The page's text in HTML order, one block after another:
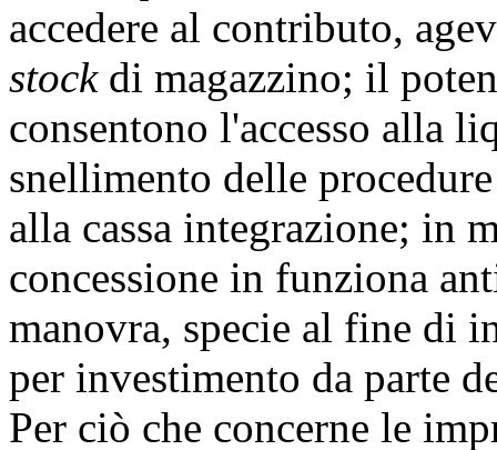
accedere al contributo,
stockdi magazzino; il
consentono l'accesso alla
snellimento delle
alla cassa integrazione; in
concessione in funziona
manovra, specie al fine di
per investimento da parte
Per ciò che concerne le